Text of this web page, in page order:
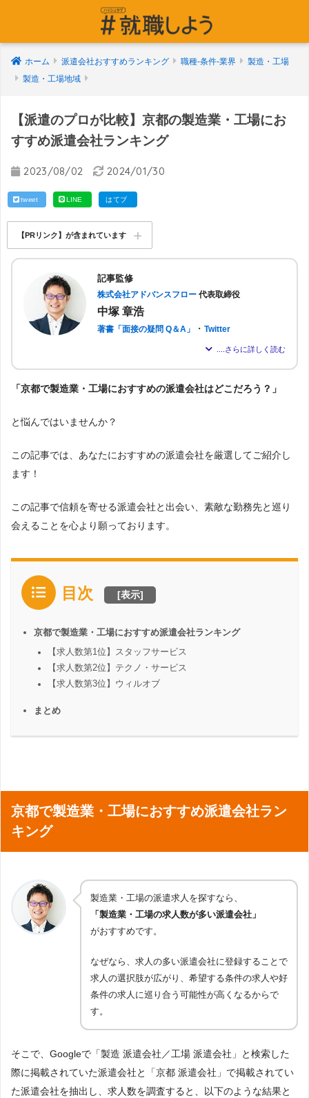
ホーム 派遣会社おすすめランキング 職種-条件-業界
製造・工場
製造・工場地域
【派遣のプロが比較】京都の製造業・工場にお
すすめ派遣会社ランキング
2023/08/02 2024/01/30
tweet LINE はてブ
【PRリンク】が含まれています
記事監修
株式会社アドバンスフロー 代表取締役
中塚 章浩
著書「面接の疑問 Q＆A」 ・ Twitter
式会社アドバンスフロー」の代表取締役。
のべ約2,000名もの転職支援を行い、求職者が希望する仕事を得られる
られれば得られるほど、理想の職場を見つけられる」と確信し、多く
「京都で製造業・工場におすすめの派遣会社はどこだろう？」
と悩んではいませんか？
この記事では、あなたにおすすめの派遣会社を厳選してご紹介し
ます！
この記事で信頼を寄せる派遣会社と出会い、素敵な勤務先と巡り
会えることを心より願っております。
目次 [表示]
京都で製造業・工場におすすめ派遣会社ランキング
【求人数第1位】スタッフサービス
【求人数第2位】テクノ・サービス
【求人数第3位】ウィルオブ
まとめ
京都で製造業・工場におすすめ派遣会社ラン
キング
製造業・工場の派遣求人を探すなら、
「製造業・工場の求人数が多い派遣会社」
がおすすめです。
なぜなら、求人の多い派遣会社に登録することで
求人の選択肢が広がり、希望する条件の求人や好
条件の求人に巡り合う可能性が高くなるからで
す。
そこで、Googleで「製造 派遣会社／工場 派遣会社」と検索した
際に掲載されていた派遣会社と「京都 派遣会社」で掲載されてい
た派遣会社を抽出し、求人数を調査すると、以下のような結果と